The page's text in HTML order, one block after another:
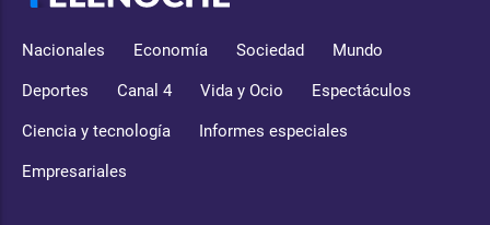
Nacionales Economía Sociedad Mundo
Deportes Canal 4 Vida y Ocio Espectáculos
Ciencia y tecnología Informes especiales
Empresariales